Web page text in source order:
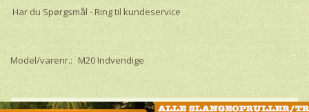
Har du Spørgsmål - Ring til kundeservice
Model/varenr.: M20 Indvendige